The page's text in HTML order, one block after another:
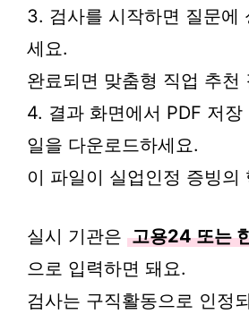
3. 검사를 시작하면 질문에
세요.
완료되면 맞춤형 직업 추천
4. 결과 화면에서 PDF 저
일을 다운로드하세요.
이 파일이 실업인정 증빙의
실시 기관은 고용24 또는
으로 입력하면 돼요.
검사는 구직활동으로 인정